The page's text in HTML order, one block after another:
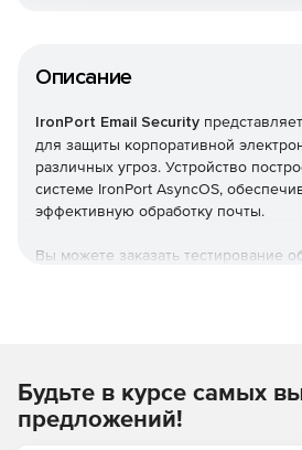
Описание
IronPort Email Security
для защиты корпоративной
различных угроз. Устройство
системе IronPort AsyncOS,
эффективную обработку почты.
Вы можете заказать тестирование
Функциональность платформы
может быть дополнительно
для фильтрации спама и вирусов,
Будьте в курсе самых
предложений!